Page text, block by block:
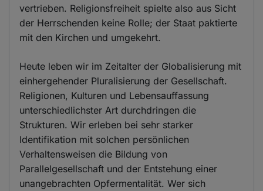
vertrieben. Religionsfreiheit spielte also aus Sicht
der Herrschenden keine Rolle; der Staat paktierte
mit den Kirchen und umgekehrt.
Heute leben wir im Zeitalter der Globalisierung mit
einhergehender Pluralisierung der Gesellschaft.
Religionen, Kulturen und Lebensauffassung
unterschiedlichster Art durchdringen die
Strukturen. Wir erleben bei sehr starker
Identifikation mit solchen persönlichen
Verhaltensweisen die Bildung von
Parallelgesellschaft und der Entstehung einer
unangebrachten Opfermentalität. Wer sich